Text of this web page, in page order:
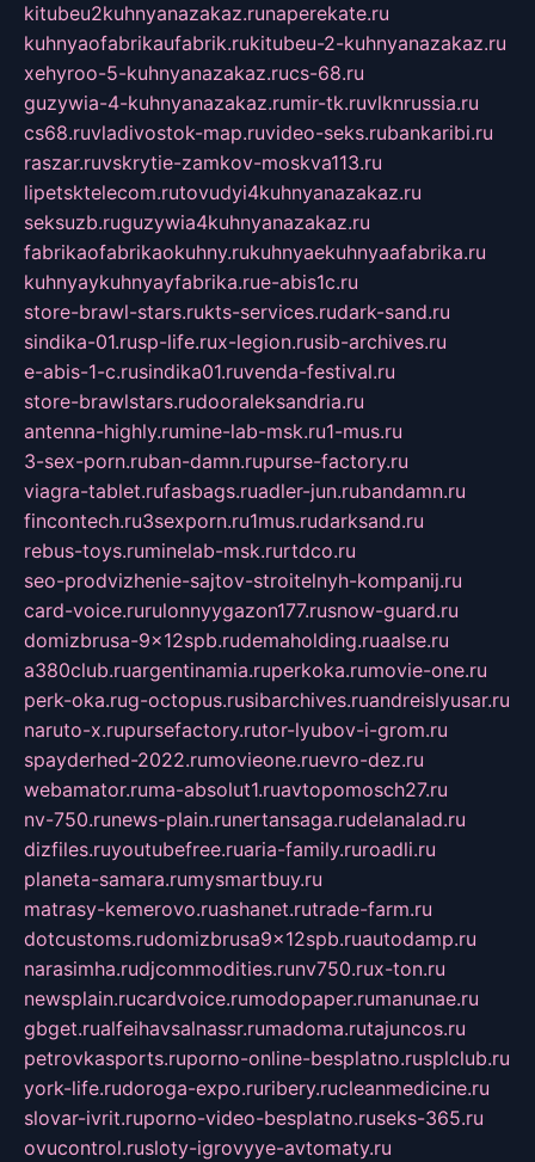
kitubeu2kuhnyanazakaz.runaperekate.ru
kuhnyaofabrikaufabrik.rukitubeu-2-kuhnyanazakaz.ru
xehyroo-5-kuhnyanazakaz.rucs-68.ru
guzywia-4-kuhnyanazakaz.rumir-tk.ruvlknrussia.ru
cs68.ruvladivostok-map.ruvideo-seks.rubankaribi.ru
raszar.ruvskrytie-zamkov-moskva113.ru
lipetsktelecom.rutovudyi4kuhnyanazakaz.ru
seksuzb.ruguzywia4kuhnyanazakaz.ru
fabrikaofabrikaokuhny.rukuhnyaekuhnyaafabrika.ru
kuhnyaykuhnyayfabrika.rue-abis1c.ru
store-brawl-stars.rukts-services.rudark-sand.ru
sindika-01.rusp-life.rux-legion.rusib-archives.ru
e-abis-1-c.rusindika01.ruvenda-festival.ru
store-brawlstars.rudooraleksandria.ru
antenna-highly.rumine-lab-msk.ru1-mus.ru
3-sex-porn.ruban-damn.rupurse-factory.ru
viagra-tablet.rufasbags.ruadler-jun.rubandamn.ru
fincontech.ru3sexporn.ru1mus.rudarksand.ru
rebus-toys.ruminelab-msk.rurtdco.ru
seo-prodvizhenie-sajtov-stroitelnyh-kompanij.ru
card-voice.rurulonnyygazon177.rusnow-guard.ru
domizbrusa-9x12spb.rudemaholding.ruaalse.ru
a380club.ruargentinamia.ruperkoka.rumovie-one.ru
perk-oka.rug-octopus.rusibarchives.ruandreislyusar.ru
naruto-x.rupursefactory.rutor-lyubov-i-grom.ru
spayderhed-2022.rumovieone.ruevro-dez.ru
webamator.ruma-absolut1.ruavtopomosch27.ru
nv-750.runews-plain.runertansaga.rudelanalad.ru
dizfiles.ruyoutubefree.ruaria-family.ruroadli.ru
planeta-samara.rumysmartbuy.ru
matrasy-kemerovo.ruashanet.rutrade-farm.ru
dotcustoms.rudomizbrusa9x12spb.ruautodamp.ru
narasimha.rudjcommodities.runv750.rux-ton.ru
newsplain.rucardvoice.rumodopaper.rumanunae.ru
gbget.rualfeihavsalnassr.rumadoma.rutajuncos.ru
petrovkasports.ruporno-online-besplatno.rusplclub.ru
york-life.rudoroga-expo.ruribery.rucleanmedicine.ru
slovar-ivrit.ruporno-video-besplatno.ruseks-365.ru
ovucontrol.rusloty-igrovyye-avtomaty.ru